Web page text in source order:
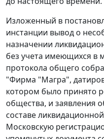
Изложенный в
инстанции вывод о
назначении
без учета имеющихся в
протокола общего
"Фирма "Магра",
котором было принято
общества, и заявления
составе
Московскую